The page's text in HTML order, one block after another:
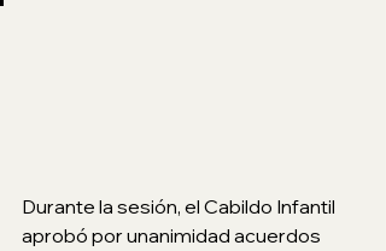
Durante la sesión, el Cabildo Infantil
aprobó por unanimidad acuerdos